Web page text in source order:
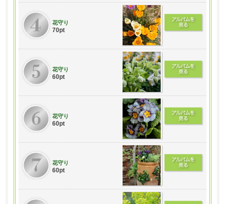
花守り
70pt
花守り
60pt
花守り
60pt
花守り
60pt